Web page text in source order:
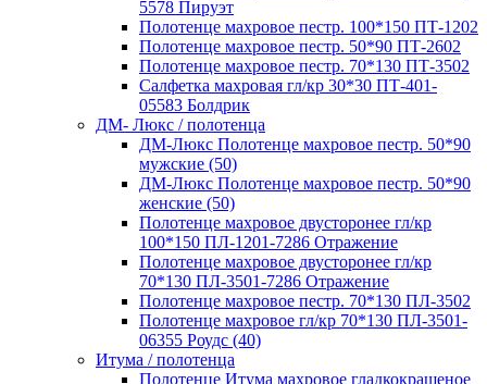
5578 Пируэт
Полотенце махровое пестр. 100*150 ПТ-1202
Полотенце махровое пестр. 50*90 ПТ-2602
Полотенце махровое пестр. 70*130 ПТ-3502
Салфетка махровая гл/кр 30*30 ПТ-401-
05583 Болдрик
ДМ- Люкс / полотенца
ДМ-Люкс Полотенце махровое пестр. 50*90
мужские (50)
ДМ-Люкс Полотенце махровое пестр. 50*90
женские (50)
Полотенце махровое двусторонее гл/кр
100*150 ПЛ-1201-7286 Отражение
Полотенце махровое двусторонее гл/кр
70*130 ПЛ-3501-7286 Отражение
Полотенце махровое пестр. 70*130 ПЛ-3502
Полотенце махровое гл/кр 70*130 ПЛ-3501-
06355 Роудс (40)
Итума / полотенца
Полотенце Итума махровое гладкокрашеное